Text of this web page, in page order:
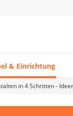
& Einrichtung
in 4 Schritten -